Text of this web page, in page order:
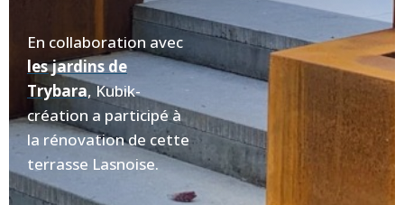
En collaboration avec
les jardins de
Trybara, Kubik-
création a participé à
la rénovation de cette
terrasse Lasnoise.